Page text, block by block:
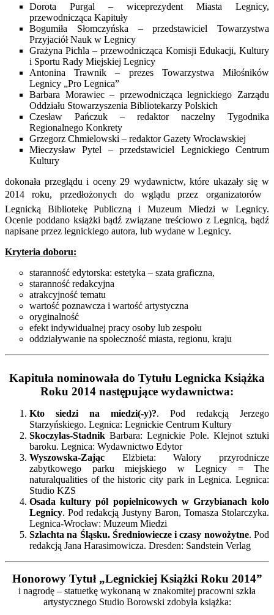
Dorota Purgal – wiceprezydent Miasta Legnicy,
przewodnicząca Kapituły
Bogumiła Słomczyńska – przedstawiciel Towarzystwa
Przyjaciół Nauk w Legnicy
Grażyna Pichla – przewodnicząca Komisji Edukacji, Kultury
i Sportu Rady Miejskiej Legnicy
Antonina Trawnik – prezes Towarzystwa Miłośników
Legnicy „Pro Legnica”
Barbara Morawiec – przewodnicząca legnickiego Zarządu
Oddziału Stowarzyszenia Bibliotekarzy Polskich
Czesław Pańczuk – redaktor naczelny Tygodnika
Regionalnego Konkrety
Grzegorz Chmielowski – redaktor Gazety Wrocławskiej
Mieczysław Pytel – przedstawiciel Legnickiego Centrum
Kultury
dokonała przeglądu i oceny 29 wydawnictw, które ukazały się w
2014 roku, przedłożonych do wglądu przez organizatorów 
Legnicką Bibliotekę Publiczną i Muzeum Miedzi w Legnicy.
Ocenie poddano książki bądź związane treściowo z Legnicą, bądź
napisane przez legnickiego autora, lub wydane w Legnicy.
Kryteria doboru:
staranność edytorska: estetyka – szata graficzna,
staranność redakcyjna
atrakcyjność tematu
wartość poznawcza i wartość artystyczna
oryginalność
efekt indywidualnej pracy osoby lub zespołu
oddziaływanie na społeczność miasta, regionu, kraju
Kapituła nominowała do Tytułu Legnicka Książka
Roku 2014 następujące wydawnictwa:
Kto siedzi na miedzi(-y)?. Pod redakcją Jerzego
Starzyńskiego. Legnica: Legnickie Centrum Kultury
Skoczylas-Stadnik Barbara: Legnickie Pole. Klejnot sztuki
baroku. Legnica: Wydawnictwo Edytor
Wyszowska-Zając Elżbieta: Walory przyrodnicze
zabytkowego parku miejskiego w Legnicy = The
naturalqualities of the historic city park in Legnica. Legnica:
Studio KZS
Osada kultury pól popielnicowych w Grzybianach koło
Legnicy. Pod redakcją Justyny Baron, Tomasza Stolarczyka.
Legnica-Wrocław: Muzeum Miedzi
Szlachta na Śląsku. Średniowiecze i czasy nowożytne. Pod
redakcją Jana Harasimowicza. Dresden: Sandstein Verlag
Honorowy Tytuł „Legnickiej Książki Roku 2014”
i nagrodę – statuetkę wykonaną w znakomitej pracowni szkła
artystycznego Studio Borowski zdobyła książka: